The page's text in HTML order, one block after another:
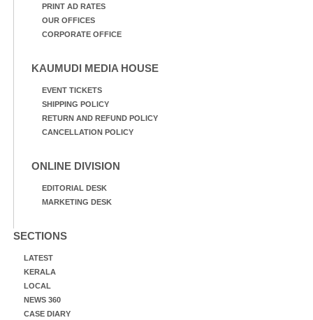
PRINT AD RATES
OUR OFFICES
CORPORATE OFFICE
KAUMUDI MEDIA HOUSE
EVENT TICKETS
SHIPPING POLICY
RETURN AND REFUND POLICY
CANCELLATION POLICY
ONLINE DIVISION
EDITORIAL DESK
MARKETING DESK
SECTIONS
LATEST
KERALA
LOCAL
NEWS 360
CASE DIARY